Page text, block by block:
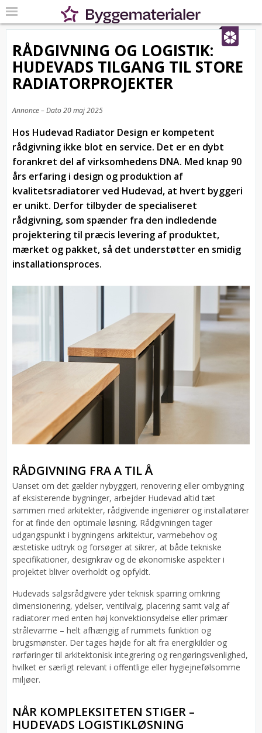
RÅDGIVNING OG LOGISTIK:
HUDEVADS TILGANG TIL STORE
RADIATORPROJEKTER
Annonce – Dato20 maj 2025
Hos Hudevad Radiator Design er kompetent
rådgivning ikke blot en service. Det er en dybt
forankret del af virksomhedens DNA. Med knap 90
års erfaring i design og produktion af
kvalitetsradiatorer ved Hudevad, at hvert byggeri
er unikt. Derfor tilbyder de specialiseret
rådgivning, som spænder fra den indledende
projektering til præcis levering af produktet,
mærket og pakket, så det understøtter en smidig
installationsproces.
RÅDGIVNING FRA A TIL Å
Uanset om det gælder nybyggeri, renovering eller ombygning
af eksisterende bygninger, arbejder Hudevad altid tæt
sammen med arkitekter, rådgivende ingeniører og installatører
for at finde den optimale løsning. Rådgivningen tager
udgangspunkt i bygningens arkitektur, varmebehov og
æstetiske udtryk og forsøger at sikrer, at både tekniske
specifikationer, designkrav og de økonomiske aspekter i
projektet bliver overholdt og opfyldt.
Hudevads salgsrådgivere yder teknisk sparring omkring
dimensionering, ydelser, ventilvalg, placering samt valg af
radiatorer med enten høj konvektionsydelse eller primær
strålevarme – helt afhængig af rummets funktion og
brugsmønster. Der tages højde for alt fra energikilder og
rørføringer til arkitektonisk integrering og rengøringsvenlighed,
hvilket er særligt relevant i offentlige eller hygiejnefølsomme
miljøer.
NÅR KOMPLEKSITETEN STIGER –
HUDEVADS LOGISTIKLØSNING